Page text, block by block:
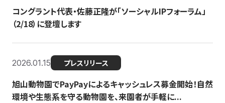
コングラント代表・佐藤正隆が「ソーシャルIPフォーラム」
（2/18）に登壇します
2026.01.15 プレスリリース
旭山動物園でPayPayによるキャッシュレス募金開始！自然
環境や生態系を守る動物園を、来園者が手軽に...